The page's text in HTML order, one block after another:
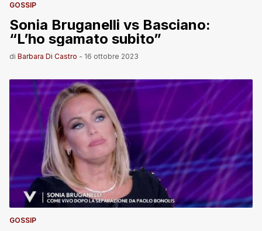
GOSSIP
Sonia Bruganelli vs Basciano:
“L’ho sgamato subito”
di Barbara Di Castro - 16 ottobre 2023
GOSSIP